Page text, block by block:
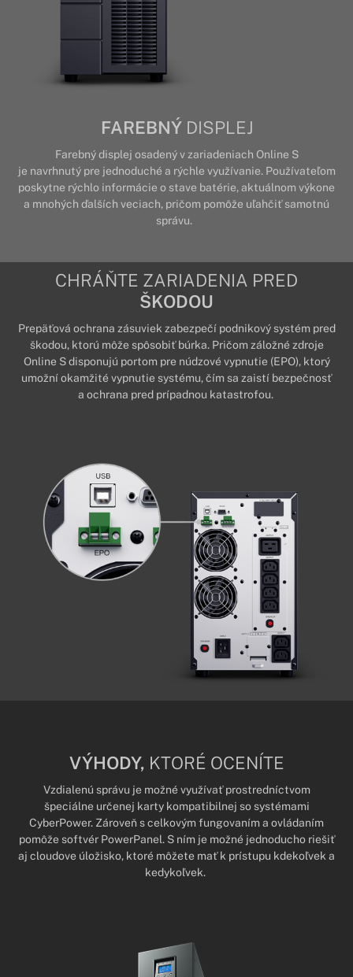
FAREBNÝDISPLEJ
Farebný displej osadený v zariadeniach Online S
je navrhnutý pre jednoduché a rýchle využívanie. Používateľom
poskytne rýchlo informácie o stave batérie, aktuálnom výkone
a mnohých ďalších veciach, pričom pomôže uľahčiť samotnú
správu.
CHRÁŇTE ZARIADENIA PRED
ŠKODOU
Prepäťová ochrana zásuviek zabezpečí podnikový systém pred
škodou, ktorú môže spôsobiť búrka. Pričom záložné zdroje
Online S disponujú portom pre núdzové vypnutie (EPO), ktorý
umožní okamžité vypnutie systému, čím sa zaistí bezpečnosť
a ochrana pred prípadnou katastrofou.
VÝHODY, KTORÉ OCENÍTE
Vzdialenú správu je možné využívať prostredníctvom
špeciálne určenej karty kompatibilnej so systémami
CyberPower. Zároveň s celkovým fungovaním a ovládaním
pomôže softvér PowerPanel. S ním je možné jednoducho riešiť
aj cloudove úložisko, ktoré môžete mať k prístupu kdekoľvek a
kedykoľvek.